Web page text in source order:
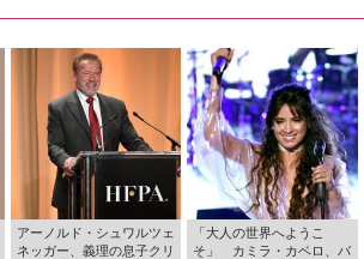
アーノルド・シュワルツェ
ネッガー、義理の息子クリ
「大人の世界へようこ
そ」 カミラ・カベロ、バ